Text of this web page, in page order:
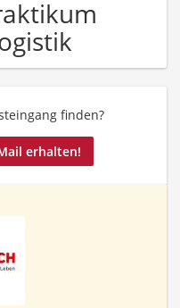
finden?
erhalten!